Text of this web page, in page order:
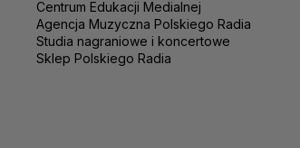
Centrum Edukacji Medialnej
Agencja Muzyczna Polskiego Radia
Studia nagraniowe i koncertowe
Sklep Polskiego Radia